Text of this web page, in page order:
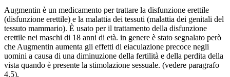
Augmentin è un medicamento per trattare la disfunzione erettile
(disfunzione erettile) e la malattia dei tessuti (malattia dei genitali del
tessuto mammario). È usato per il trattamento della disfunzione
erettile nei maschi di 18 anni di età. in genere è stato segnalato però
che Augmentin aumenta gli effetti di eiaculazione precoce negli
uomini a causa di una diminuzione della fertilità e della perdita della
vista quando è presente la stimolazione sessuale. (vedere paragrafo
4.5).